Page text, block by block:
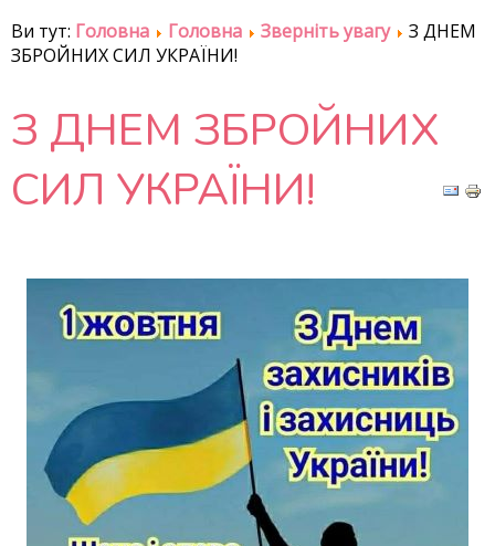
Ви тут: Головна Головна Зверніть увагу
З ДНЕМ
ЗБРОЙНИХ СИЛ УКРАЇНИ!
З ДНЕМ ЗБРОЙНИХ
СИЛ УКРАЇНИ!